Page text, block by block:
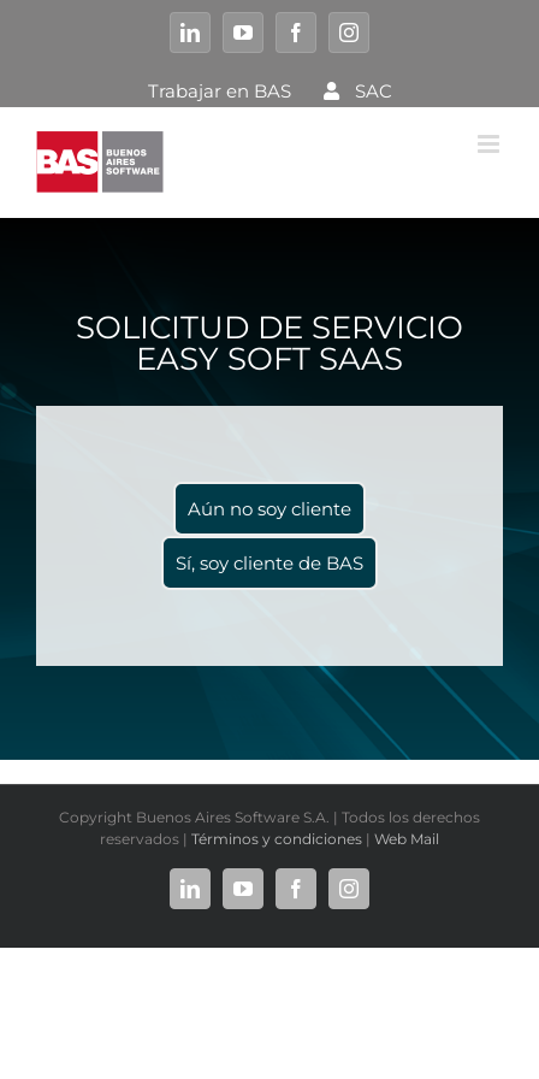
LinkedInYouTubeFacebookInstagram
Trabajar en BAS SAC
SOLICITUD DE SERVICIO
EASY SOFT SAAS
Aún no soy cliente
Sí, soy cliente de BAS
Copyright Buenos Aires Software S.A. | Todos los derechos
reservados | Términos y condiciones | Web Mail
LinkedInYouTubeFacebookInstagram